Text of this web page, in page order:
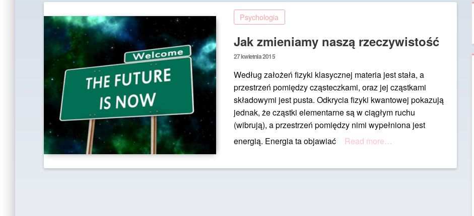
Psychologia
Jak zmieniamy naszą rzeczywistość
Posted
27 kwietnia 2015
Według założeń fizyki klasycznej materia jest stała, a
przestrzeń pomiędzy cząsteczkami, oraz jej cząstkami
składowymi jest pusta. Odkrycia fizyki kwantowej pokazują
jednak, że cząstki elementarne są w ciągłym ruchu
(wibrują), a przestrzeń pomiędzy nimi wypełniona jest
energią. Energia ta objawiać
Read more…